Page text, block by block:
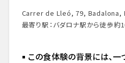
Carrer de Lleó, 79, Badalona,
最寄り駅：バダロナ駅から徒歩約
この食体験の背景には、一